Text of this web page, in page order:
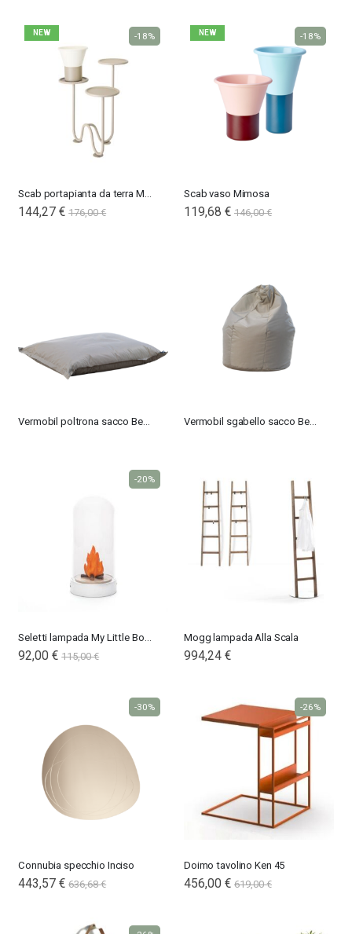
NEW
Scab portapianta da terra Mimosa
144,27 € 176,00 €
-18% NEW
Scab vaso Mimosa
119,68 € 146,00 €
-18%
Vermobil poltrona sacco Bean Vermobil sgabello sacco Bean
Seletti lampada My Little Bonfire
Special
Price
92,00 € 115,00 €
-20%
Mogg lampada Alla Scala
994,24 €
Connubia specchio Inciso
443,57 € 636,68 €
-30%
Doimo tavolino Ken 45
456,00 € 619,00 €
-26%